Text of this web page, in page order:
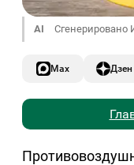
AI Сгенерировано
Max Дзен